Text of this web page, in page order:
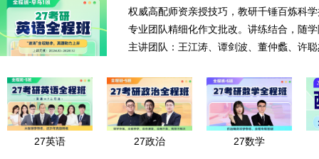
权威高配师资亲授技巧，教研千锤百炼科
专业团队精细化作文批改。讲练结合，随
主讲团队：王江涛、谭剑波、董仲蠡、许
27英语 27政治 27数学